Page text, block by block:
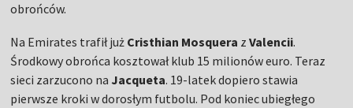
obrońców.
Na Emirates trafił już Cristhian Mosquera zValencii.
Środkowy obrońca kosztował klub 15 milionów euro. Teraz
sieci zarzucono na Jacqueta. 19-latek dopiero stawia
pierwsze kroki w dorosłym futbolu. Pod koniec ubiegłego